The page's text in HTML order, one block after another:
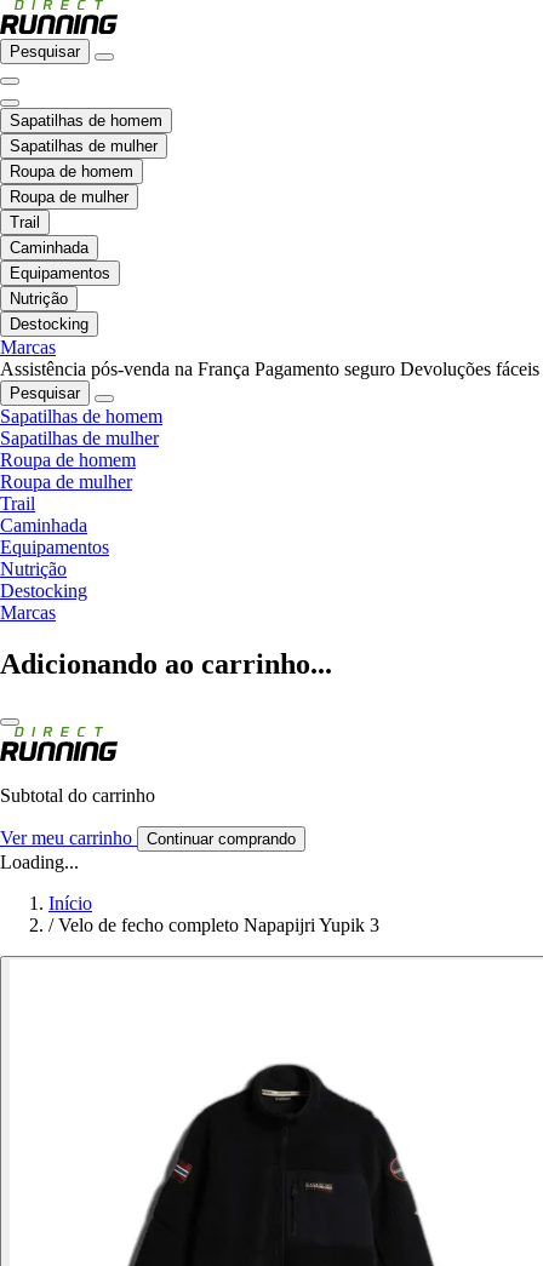
Pesquisar
Sapatilhas de homem
Sapatilhas de mulher
Roupa de homem
Roupa de mulher
Trail
Caminhada
Equipamentos
Nutrição
Destocking
Marcas
Assistência pós-venda na França Pagamento seguro Devoluções fáceis
Pesquisar
Sapatilhas de homem
Sapatilhas de mulher
Roupa de homem
Roupa de mulher
Trail
Caminhada
Equipamentos
Nutrição
Destocking
Marcas
Adicionando ao carrinho...
Subtotal do carrinho
Ver meu carrinho Continuar comprando
Loading...
Início
/ Velo de fecho completo Napapijri Yupik 3